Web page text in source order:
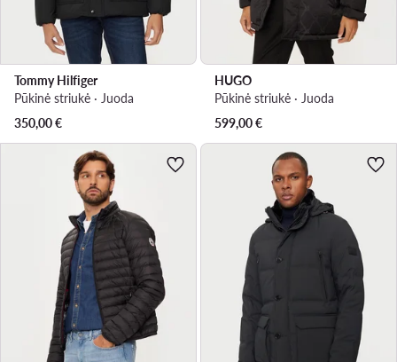
Tommy Hilfiger
Pūkinė striukė · Juoda
350,00€
HUGO
Pūkinė striukė · Juoda
599,00€